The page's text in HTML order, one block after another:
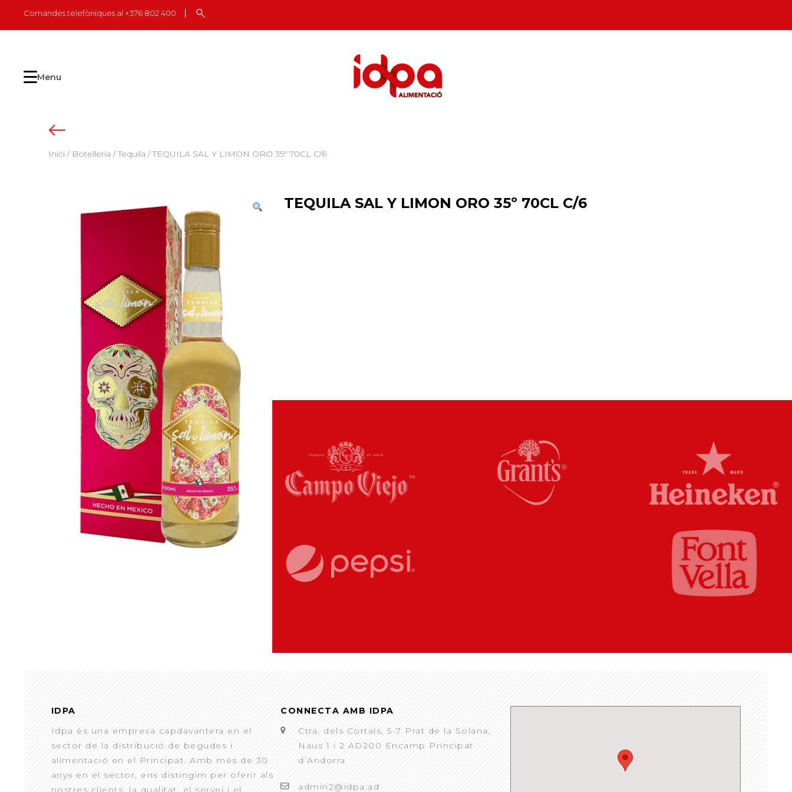
content
Comandes telefòniques al +376 802 400
Menu
Inici / Botelleria /Tequila / TEQUILA SAL Y LIMON ORO 35º 70CL C/6
TEQUILA SAL Y LIMON ORO 35º 70CL C/6
IDPA
Idpa és una empresa capdavantera en el
sector de la distribució de begudes i
alimentació en el Principat. Amb més de 30
anys en el sector, ens distingim per oferir als
CONNECTA AMB IDPA
Ctra. dels Cortals, 5-7 Prat de la Solana,
Naus 1 i 2 AD200 Encamp Principat
d’Andorra
admin2@idpa.ad